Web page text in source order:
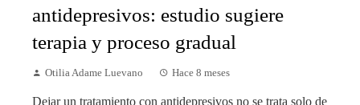
antidepresivos: estudio sugiere
terapia y proceso gradual
Otilia Adame Luevano Hace 8 meses
Dejar un tratamiento con antidepresivos no se trata solo de